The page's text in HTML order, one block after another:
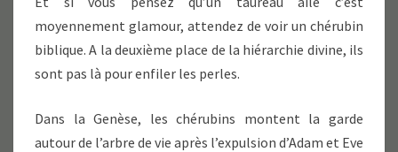
moyennement glamour, attendez de voir un chérubin
biblique. A la deuxième place de la hiérarchie divine, ils
sont pas là pour enfiler les perles.
Dans la Genèse, les chérubins montent la garde
autour de l’arbre de vie après l’expulsion d’Adam et Eve